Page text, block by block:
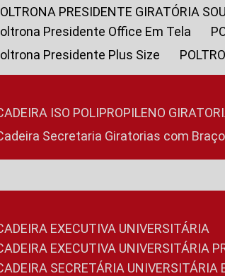
POLTRONA PRESIDENTE GIRATÓRIA
Poltrona Presidente Office Em Tela
Poltrona Presidente Plus Size
CADEIRA ISO POLIPROPILENO
Cadeira Secretaria Giratorias com Braço
CADEIRA EXECUTIVA UNIVERSITÁRIA
CADEIRA EXECUTIVA UNIVERSITÁRIA
CADEIRA SECRETÁRIA UNIVERSITÁRIA